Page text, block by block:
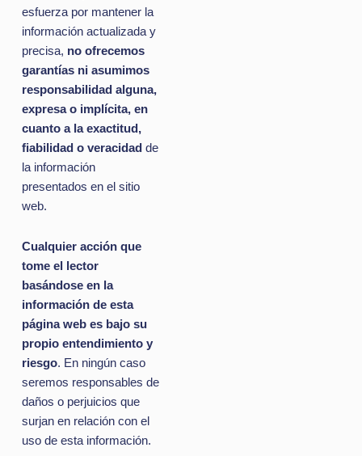
esfuerza por mantener la
información actualizada y
precisa, no ofrecemos
garantías ni asumimos
responsabilidad alguna,
expresa o implícita, en
cuanto a la exactitud,
fiabilidad o veracidad de
la información
presentados en el sitio
web.
Cualquier acción que
tome el lector
basándose en la
información de esta
página web es bajo su
propio entendimiento y
riesgo. En ningún caso
seremos responsables de
daños o perjuicios que
surjan en relación con el
uso de esta información.